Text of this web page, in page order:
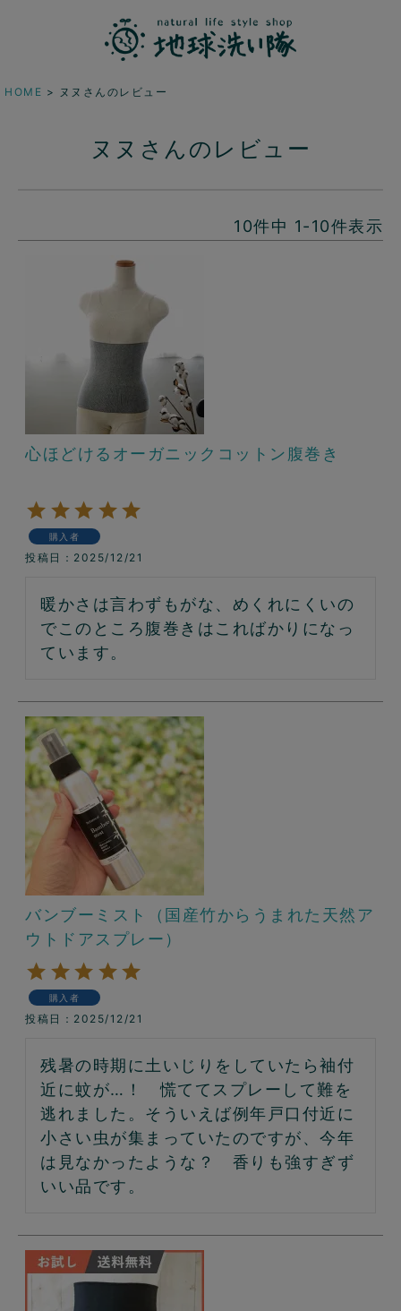
HOME ヌヌさんのレビュー
ヌヌさんのレビュー
10件中 1-10件表示
心ほどけるオーガニックコットン腹巻き
購入者
投稿日 2025/12/21
暖かさは言わずもがな、めくれにくいの
でこのところ腹巻きはこればかりになっ
ています。
バンブーミスト（国産竹からうまれた天然ア
ウトドアスプレー）
購入者
投稿日 2025/12/21
残暑の時期に土いじりをしていたら袖付
近に蚊が…！　慌ててスプレーして難を
逃れました。そういえば例年戸口付近に
小さい虫が集まっていたのですが、今年
は見なかったような？　香りも強すぎず
いい品です。